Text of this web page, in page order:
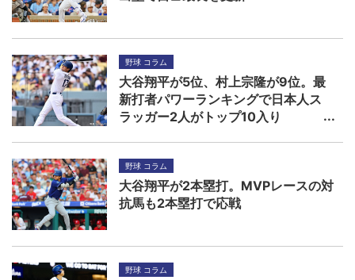
野球 コラム
大谷翔平が5位、村上宗隆が9位。最
新打者パワーランキングで日本人ス
ラッガー2人がトップ10入り
野球 コラム
大谷翔平が2本塁打。MVPレースの対
抗馬も2本塁打で応戦
野球 コラム